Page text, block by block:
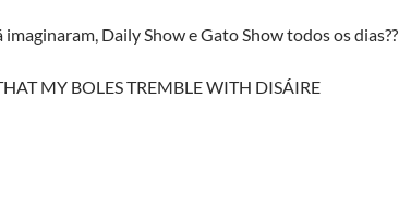
Daily Show e Gato Show todos os dias??
MY BOLES TREMBLE WITH DISÁIRE